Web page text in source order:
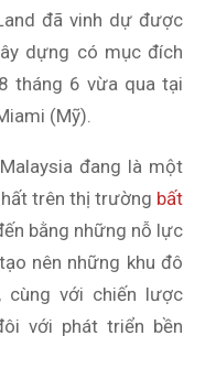
đã vinh dự được
dựng có mục đích
tháng 6 vừa qua tại
(Mỹ).
đang là một
trên thị trường bất
bằng những nỗ lực
nên những khu đô
cùng với chiến lược
với phát triển bền